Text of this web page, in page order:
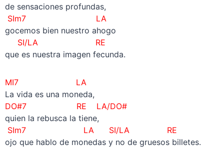
de sensaciones profundas,
SIm7 LA
gocemos bien nuestro ahogo
SI/LA RE
que es nuestra imagen fecunda.
MI7 LA
La vida es una moneda,
DO#7 RE LA/DO#
quien la rebusca la tiene,
SIm7 LA SI/LA RE
ojo que hablo de monedas y no de gruesos billetes.